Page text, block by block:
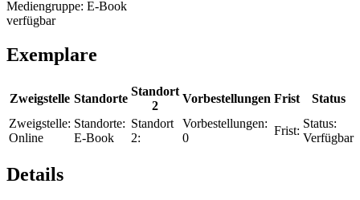
Mediengruppe: E-Book
verfügbar
Exemplare
Zweigstelle Standorte
Standort
2
Vorbestellungen Frist
Status
Zweigstelle:
Online
Standorte:
E-Book
Standort
2:
Vorbestellungen:
0
Frist:
Status:
Verfügbar
Details